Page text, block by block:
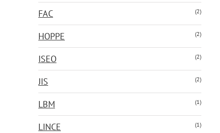
FAC (2)
HOPPE (2)
ISEO (2)
JIS (2)
LBM (1)
LINCE (1)